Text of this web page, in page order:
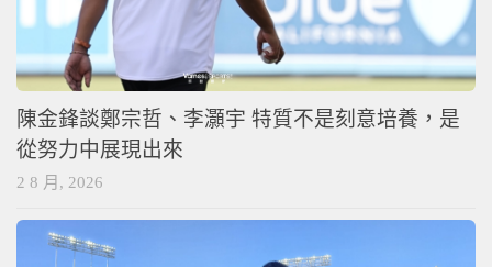
陳金鋒談鄭宗哲、李灝宇 特質不是刻意培養，是
從努力中展現出來
2 8 月, 2026